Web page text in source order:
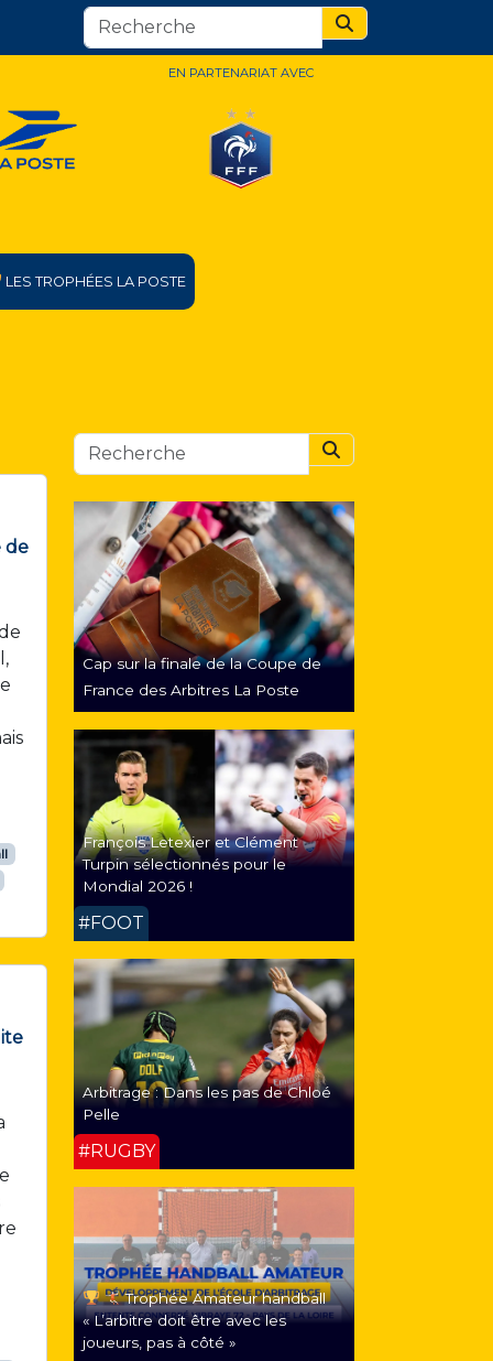
Search
EN PARTENARIAT AVEC
LES TROPHÉES LA POSTE
de
Search
Cap sur la finale de la Coupe de
France des Arbitres La Poste
François Letexier et Clément
Turpin sélectionnés pour le
Mondial 2026 !
#FOOT
Arbitrage : Dans les pas de Chloé
Pelle
#RUGBY
Trophée Amateur handball
« L’arbitre doit être avec les
joueurs, pas à côté »